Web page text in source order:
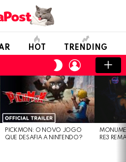
HOT TRENDING
SWITCH
SKIN
LOGIN
PICKMON: O NOVO JOGO
QUE DESAFIA A NINTENDO?
RE3